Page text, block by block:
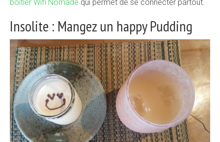
boitier Wifi Nomade qui permet de se connecter partout.
Insolite : Mangez un happy Pudding